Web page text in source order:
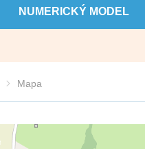
NUMERICKÝ MODEL
Mapa